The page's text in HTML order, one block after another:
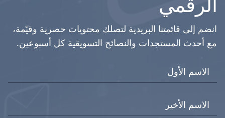
انضم إلى قائمتنا البريدية لتصلك محتويات حصرية وقيّمة،
مع أحدث المستجدات والنصائح التسويقية كل أسبوعين.